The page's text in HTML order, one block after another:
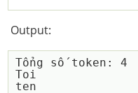
Output:
Tổng số token: 4
Toi
ten